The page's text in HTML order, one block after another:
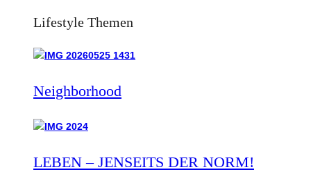
Lifestyle Themen
Neighborhood
LEBEN – JENSEITS DER NORM!